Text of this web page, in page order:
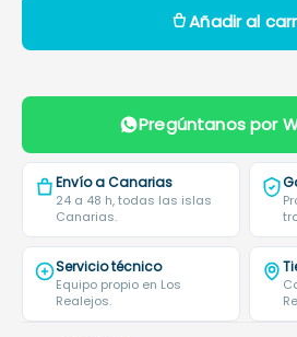
F
o
Z
i
Añadir al
Pregúntanos por
Envío a Canarias
24 a 48 h, todas las islas
Canarias.
Servicio técnico
Equipo propio en Los
Realejos.